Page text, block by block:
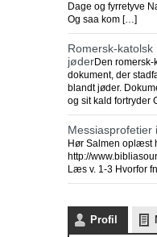
Dage og fyrretyve
Og saa kom […]
Romersk-
jøderDen
dokument, der
blandt jøder.
og sit kald fortryder
Messiasprofetier
Hør Salmen oplæst
http://
Læs v. 1-3 Hvorfor
Profil
Endnu en